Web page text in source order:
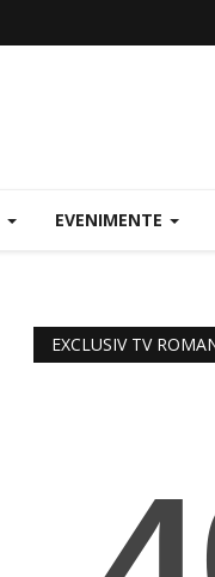
EVENIMENTE
EXCLUSIV TV